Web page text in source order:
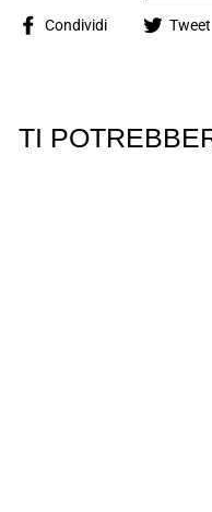
Condividi
Share Tweet
TI